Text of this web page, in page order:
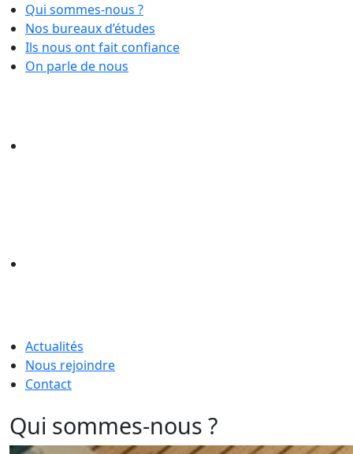
Qui sommes-nous ?
Nos bureaux d’études
Ils nous ont fait confiance
On parle de nous
Actualités
Nous rejoindre
Contact
Qui sommes-nous ?